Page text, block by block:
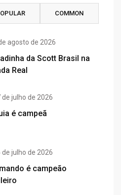
COMMON
agosto de 2026
da Scott Brasil na
Real
de julho de 2026
é campeã
de julho de 2026
é campeão